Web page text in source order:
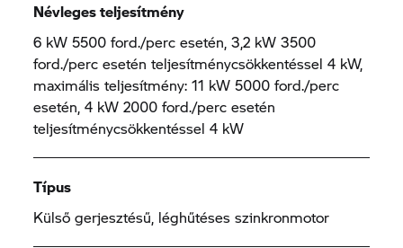
Névleges teljesítmény
6 kW 5500 ford./perc esetén, 3,2 kW 3500
ford./perc esetén teljesítménycsökkentéssel 4 kW,
maximális teljesítmény: 11 kW 5000 ford./perc
esetén, 4 kW 2000 ford./perc esetén
teljesítménycsökkentéssel 4 kW
Típus
Külső gerjesztésű, léghűtéses szinkronmotor